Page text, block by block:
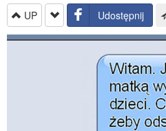
UP Udostępnij